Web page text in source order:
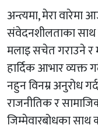
अन्त्यमा, मेरा वारेमा
संवेदनशीलताका साथ
मलाइ सचेत गराउने र म
हार्दिक आभार व्यक्त
नहुन विनम्र अनुरोध
राजनीतिक र
जिम्मेवारबोधका साथ